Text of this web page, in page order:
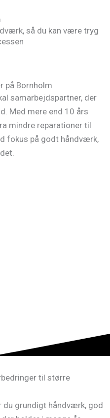
så du kan være tryg
på Bornholm
samarbejdspartner, der
Med mere end 10 års
mindre reparationer til
fokus på godt håndværk,
til større
du grundigt håndværk, god